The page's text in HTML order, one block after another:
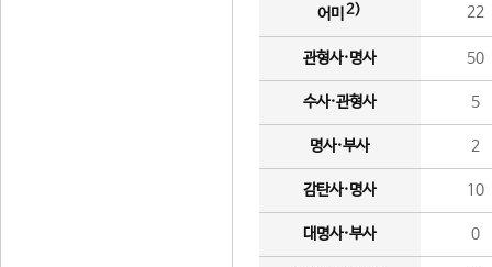
어미 2) 22
관형사·명사 50
수사·관형사 5
명사·부사 2
감탄사·명사 10
대명사·부사 0